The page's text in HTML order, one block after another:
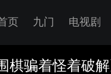
页 九门 电视剧
棋骗着怪着破